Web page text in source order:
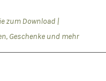
zum Download |
Geschenke und mehr